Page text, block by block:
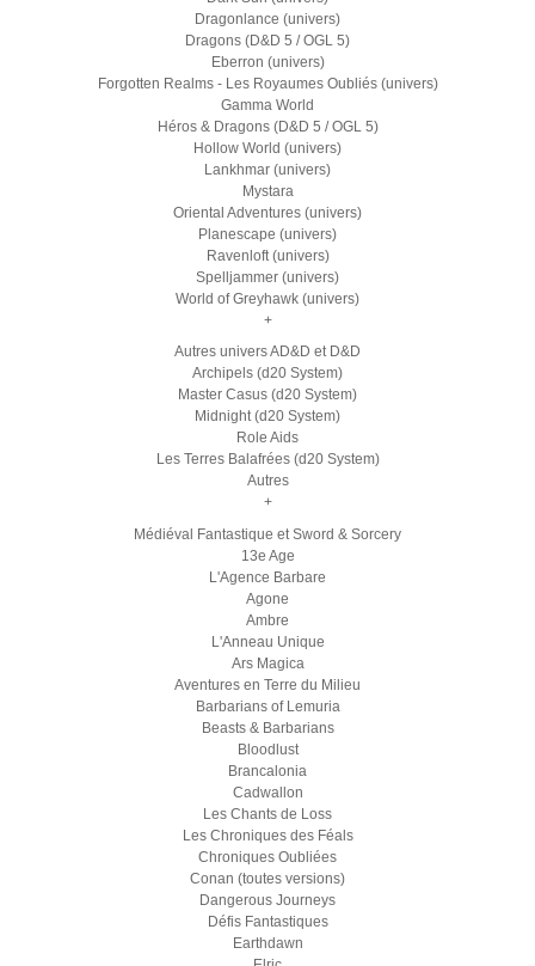
Dragonlance (univers)
Dragons (D&D 5 / OGL 5)
Eberron (univers)
Forgotten Realms - Les Royaumes Oubliés (univers)
Gamma World
Héros & Dragons (D&D 5 / OGL 5)
Hollow World (univers)
Lankhmar (univers)
Mystara
Oriental Adventures (univers)
Planescape (univers)
Ravenloft (univers)
Spelljammer (univers)
World of Greyhawk (univers)
+
Autres univers AD&D et D&D
Archipels (d20 System)
Master Casus (d20 System)
Midnight (d20 System)
Role Aids
Les Terres Balafrées (d20 System)
Autres
+
Médiéval Fantastique et Sword & Sorcery
13e Age
L'Agence Barbare
Agone
Ambre
L'Anneau Unique
Ars Magica
Aventures en Terre du Milieu
Barbarians of Lemuria
Beasts & Barbarians
Bloodlust
Brancalonia
Cadwallon
Les Chants de Loss
Les Chroniques des Féals
Chroniques Oubliées
Conan (toutes versions)
Dangerous Journeys
Défis Fantastiques
Earthdawn